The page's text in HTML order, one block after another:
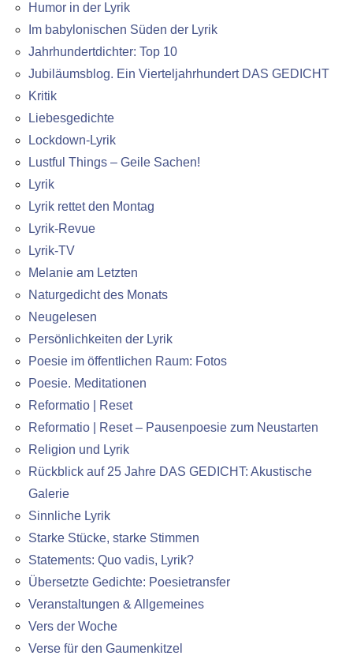
Humor in der Lyrik
Im babylonischen Süden der Lyrik
Jahrhundertdichter: Top 10
Jubiläumsblog. Ein Vierteljahrhundert DAS GEDICHT
Kritik
Liebesgedichte
Lockdown-Lyrik
Lustful Things – Geile Sachen!
Lyrik
Lyrik rettet den Montag
Lyrik-Revue
Lyrik-TV
Melanie am Letzten
Naturgedicht des Monats
Neugelesen
Persönlichkeiten der Lyrik
Poesie im öffentlichen Raum: Fotos
Poesie. Meditationen
Reformatio | Reset
Reformatio | Reset – Pausenpoesie zum Neustarten
Religion und Lyrik
Rückblick auf 25 Jahre DAS GEDICHT: Akustische
Galerie
Sinnliche Lyrik
Starke Stücke, starke Stimmen
Statements: Quo vadis, Lyrik?
Übersetzte Gedichte: Poesietransfer
Veranstaltungen & Allgemeines
Vers der Woche
Verse für den Gaumenkitzel